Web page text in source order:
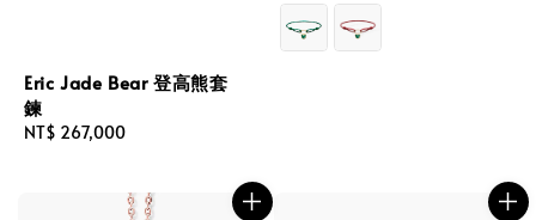
Eric Jade Bear 登高熊套
鍊
Regular
NT$ 267,000
price